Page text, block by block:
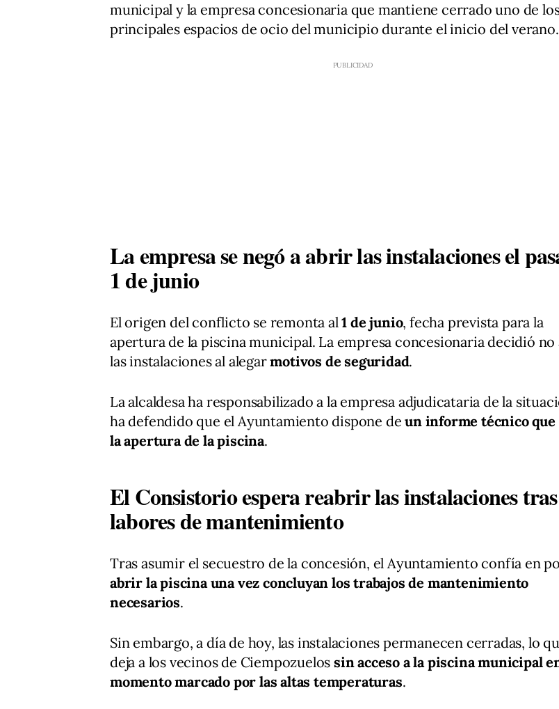
municipal y la empresa concesionaria que mantiene cerrado uno de
principales espacios de ocio del municipio durante el inicio del verano.
La empresa se negó a abrir las instalaciones el
1 de junio
El origen del conflicto se remonta al1 de junio, fecha prevista para la
apertura de la piscina municipal. La empresa concesionaria decidió
las instalaciones al alegarmotivos de seguridad.
La alcaldesa ha responsabilizado a la empresa adjudicataria de la
ha defendido que el Ayuntamiento dispone deun informe técnico que
la apertura de la piscina.
El Consistorio espera reabrir las instalaciones
labores de mantenimiento
Tras asumir el secuestro de la concesión, el Ayuntamiento confía en
abrir la piscina una vez concluyan los trabajos de mantenimiento
necesarios.
Sin embargo, a día de hoy, las instalaciones permanecen cerradas, lo
deja a los vecinos de Ciempozuelos sin acceso a la piscina municipal
momento marcado por las altas temperaturas.